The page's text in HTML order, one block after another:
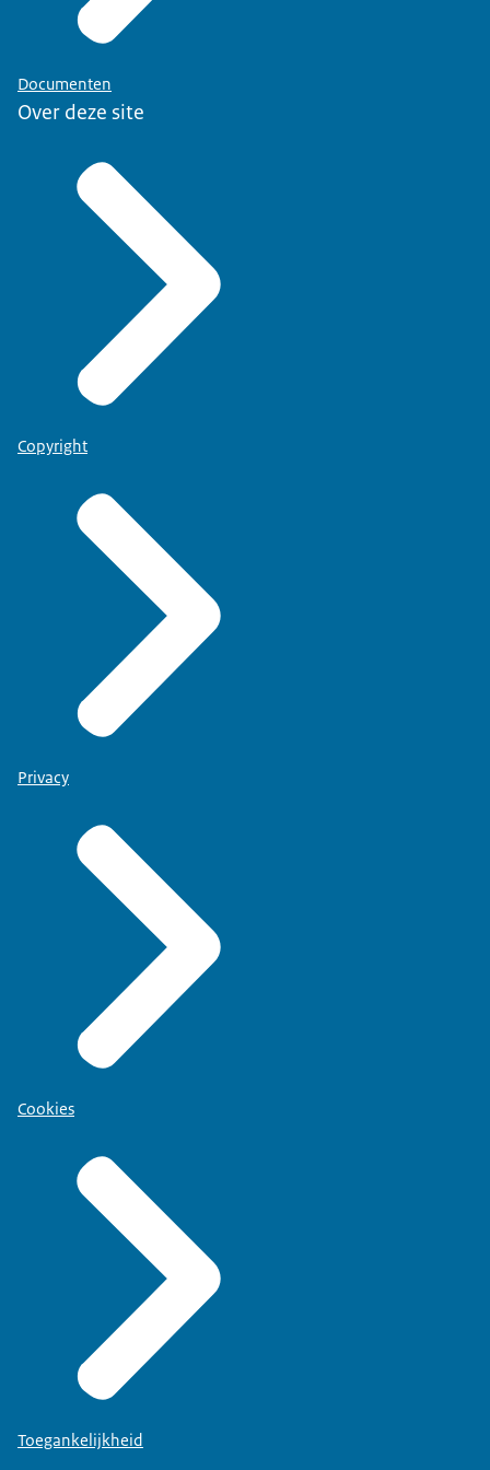
Documenten
Over deze site
Copyright
Privacy
Cookies
Toegankelijkheid